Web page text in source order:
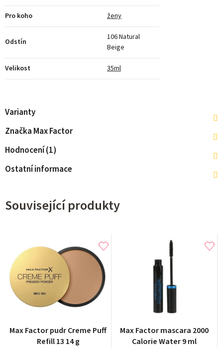
Pro koho ženy
Odstín
106 Natural
Beige
Velikost 35ml
Varianty
Značka Max Factor
Hodnocení (1)
Ostatní informace
Související produkty
Max Factor pudr Creme Puff
Refill 13 14 g
Max Factor mascara 2000
Calorie Water 9 ml